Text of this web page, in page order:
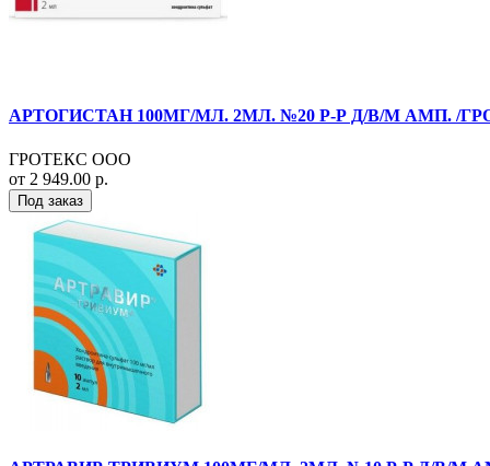
АРТОГИСТАН 100МГ/МЛ. 2МЛ. №20 Р-Р Д/В/М АМП. /
ГРОТЕКС ООО
от 2 949.00 р.
Под заказ